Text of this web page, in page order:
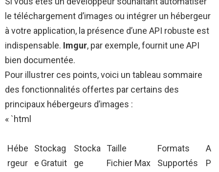
le téléchargement d’images ou intégrer un hébergeur
à votre application, la présence d’une API robuste est
indispensable. Imgur, par exemple, fournit une API
bien documentée.
Pour illustrer ces points, voici un tableau sommaire
des fonctionnalités offertes par certains des
principaux hébergeurs d’images :
« `html
Hébe
rgeur
Stockag
e Gratuit
Stocka
ge
Taille
Fichier Max
Formats
Supportés
A
P